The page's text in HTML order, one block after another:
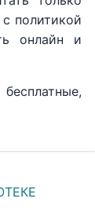
политикой
онлайн и